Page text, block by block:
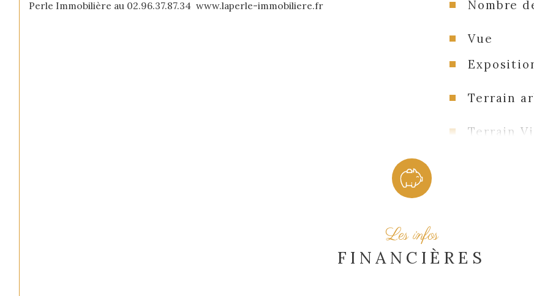
Perle Immobilière au 02.96.37.87.34  www.laperle-immobiliere.fr
Nombre
Vue
Terrain
Terrain
Les infos
FINANCIÈRES